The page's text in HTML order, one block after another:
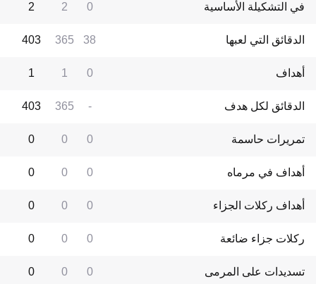
في التشكيلة الأساسية 0
2
2
الدقائق التي لعبها 38
365
403
أهداف 0
1
1
الدقائق لكل هدف -
365
403
تمريرات حاسمة 0
0
0
أهداف في مرماه 0
0
0
أهداف ركلات الجزاء 0
0
0
ركلات جزاء ضائعة 0
0
0
تسديدات على المرمى 0
0
0